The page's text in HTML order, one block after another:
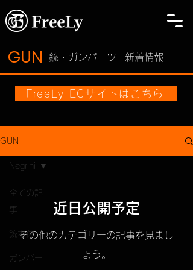
GUN ​銃・ガンパーツ 新着情報
FreeLy ECサイトはこちら
GUN
全ての記
事
銃本体
ガンパー
Negrini
近日公開予定
その他のカテゴリーの記事を見まし
ょう。